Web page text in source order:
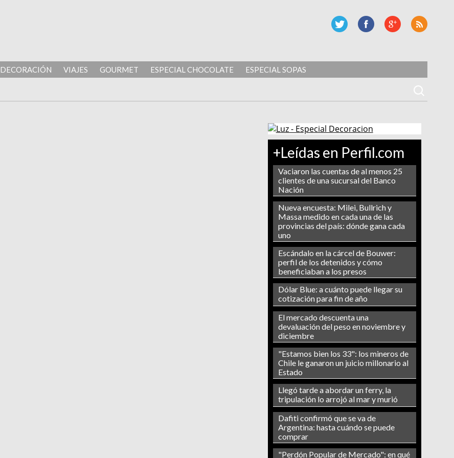
DECORACIÓN VIAJES GOURMET ESPECIAL CHOCOLATE ESPECIAL SOPAS
+Leídas en Perfil.com
Vaciaron las cuentas de al menos 25
clientes de una sucursal del Banco
Nación
Nueva encuesta: Milei, Bullrich y
Massa medido en cada una de las
provincias del país: dónde gana cada
uno
Escándalo en la cárcel de Bouwer:
perfil de los detenidos y cómo
beneficiaban a los presos
Dólar Blue: a cuánto puede llegar su
cotización para fin de año
El mercado descuenta una
devaluación del peso en noviembre y
diciembre
"Estamos bien los 33": los mineros de
Chile le ganaron un juicio millonario al
Estado
Llegó tarde a abordar un ferry, la
tripulación lo arrojó al mar y murió
Dafiti confirmó que se va de
Argentina: hasta cuándo se puede
comprar
"Perdón Popular de Mercado": en qué